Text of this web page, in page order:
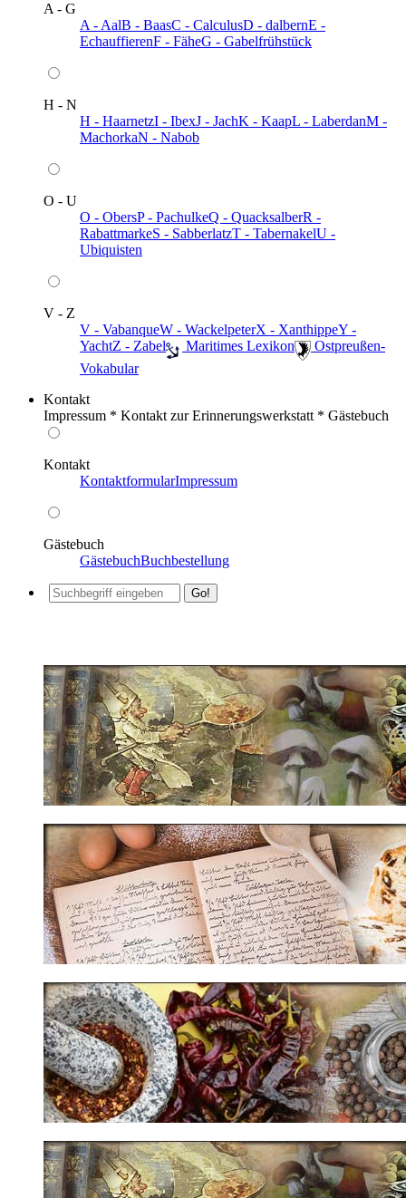
A - G
A - AalB - BaasC - CalculusD - dalbernE -
EchauffierenF - FäheG - Gabelfrühstück
H - N
H - HaarnetzI - IbexJ - JachK - KaapL - LaberdanM -
MachorkaN - Nabob
O - U
O - ObersP - PachulkeQ - QuacksalberR -
RabattmarkeS - SabberlatzT - TabernakelU -
Ubiquisten
V - Z
V - VabanqueW - WackelpeterX - XanthippeY -
YachtZ - Zabel ️ Maritimes Lexikon
️ Ostpreußen-
Vokabular
Kontakt
Impressum * Kontakt zur Erinnerungswerkstatt * Gästebuch
Kontakt
KontaktformularImpressum
Gästebuch
GästebuchBuchbestellung